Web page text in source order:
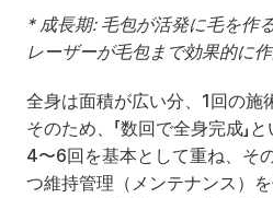
* 成長期: 毛包が活発に毛を作
レーザーが毛包まで効果的に作
全身は面積が広い分、1回の施
そのため、「数回で全身完成」
4〜6回を基本として重ね、そ
つ維持管理（メンテナンス）